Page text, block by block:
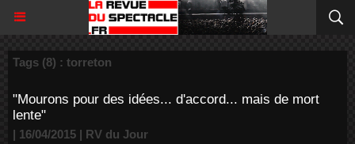
Tags (8) : torreton
"Mourons pour des idées... d'accord... mais de mort
lente"
| 16/04/2015 | RV du Jour